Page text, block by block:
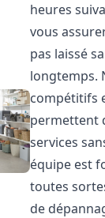
heures
vous
pas laissé
longtemps.
compétitifs
permettent
services
équipe est
toutes
de